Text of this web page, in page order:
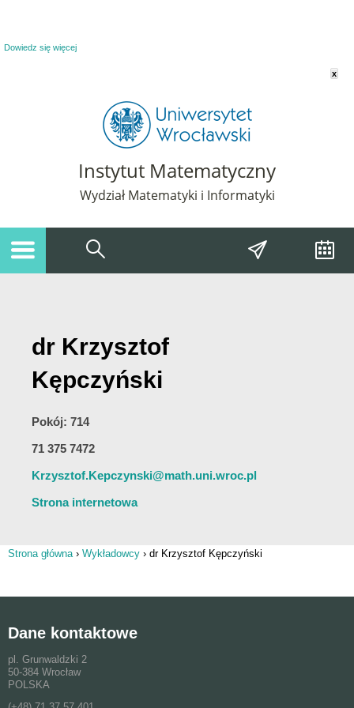
Dowiedz się więcej
x
Instytut Matematyczny
Wydział Matematyki i Informatyki
dr Krzysztof
Kępczyński
Pokój: 714
71 375 7472
Krzysztof.Kepczynski@math.uni.wroc.pl
Strona internetowa
Strona główna› Wykładowcy › dr Krzysztof Kępczyński
Dane kontaktowe
pl. Grunwaldzki 2
50-384 Wrocław
POLSKA